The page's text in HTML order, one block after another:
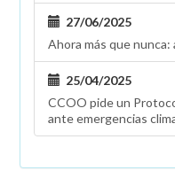
27/06/2025
Ahora más que nunca:
25/04/2025
CCOO pide un
ante emergencias